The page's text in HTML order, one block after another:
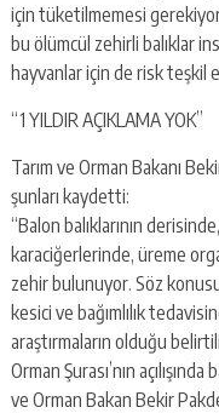
için tüketilmemesi
bu ölümcül zehirli balıklar
hayvanlar için de risk teşkil
“1 YILDIR AÇIKLAMA YOK”
Tarım ve Orman Bakanı
şunları kaydetti:
“Balon balıklarının
karaciğerlerinde, üreme
zehir bulunuyor. Söz
kesici ve bağımlılık
araştırmaların olduğu
Orman Şurası’nın
ve Orman Bakan Bekir